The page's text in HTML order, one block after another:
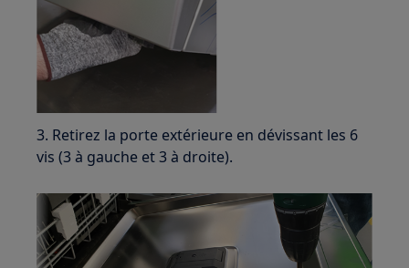
3. Retirez la porte extérieure en dévissant les 6
vis (3 à gauche et 3 à droite).